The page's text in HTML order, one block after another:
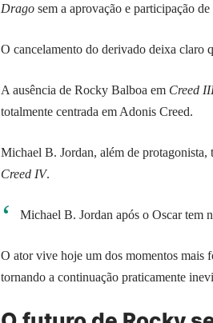
Drago sem a aprovação e participação
O cancelamento do derivado deixa claro
A ausência de Rocky Balboa em Creed
totalmente centrada em Adonis Creed.
Michael B. Jordan, além de protagonista,
Creed IV.
Michael B. Jordan após o Oscar tem
O ator vive hoje um dos momentos mais
tornando a continuação praticamente